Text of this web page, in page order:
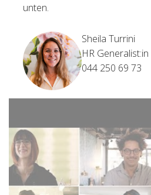
unten.
Sheila Turrini
HR Generalist:in
044 250 69 73